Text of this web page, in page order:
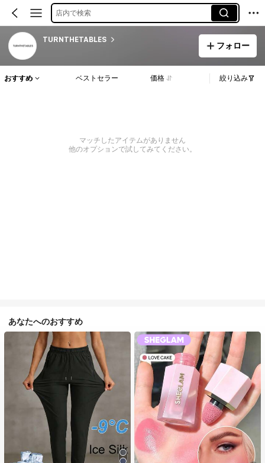
店内で検索
TURNTHETABLES
フォロー
おすすめ ベストセラー 価格 絞り込み
マッチしたアイテムがありません
他のオプションで試してみてください。
あなたへのおすすめ